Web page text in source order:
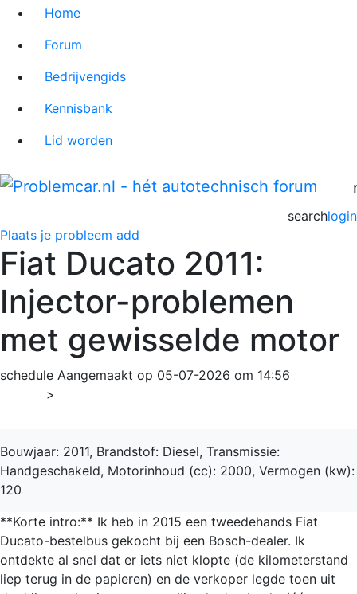
Home
Forum
Bedrijvengids
Kennisbank
Lid worden
login
search
Plaats je probleem add
Fiat Ducato 2011:
Injector-problemen
met gewisselde motor
schedule Aangemaakt op 05-07-2026 om 14:56
>
Bouwjaar: 2011, Brandstof: Diesel, Transmissie:
Handgeschakeld, Motorinhoud (cc): 2000, Vermogen (kw):
120
**Korte intro:** Ik heb in 2015 een tweedehands Fiat
Ducato-bestelbus gekocht bij een Bosch-dealer. Ik
ontdekte al snel dat er iets niet klopte (de kilometerstand
liep terug in de papieren) en de verkoper legde toen uit